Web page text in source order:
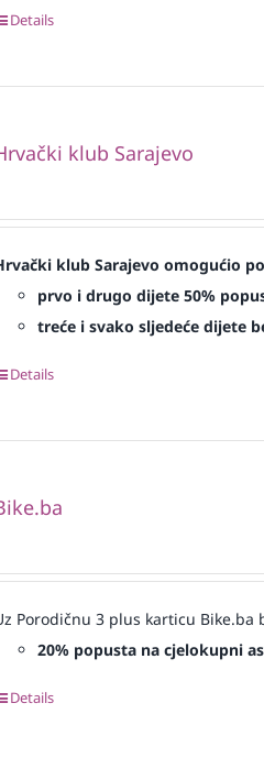
Details
klub Sarajevo
klub Sarajevo omogućio
prvo i drugo dijete 50%
treće i svako sljedeće dijete
Details
Porodičnu 3 plus karticu Bike.ba
20% popusta na cjelokupni
Details